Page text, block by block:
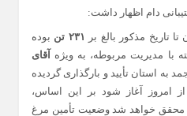
دام اظهار داشت:
تا تاریخ مذکور بالغ بر ۲۳۱ تن
بوده
با مدیریت مربوطه، به ویژه آقای
به استان تأیید و بارگذاری گردیده
امروز آغاز شود بر این اساس،
محقق خواهد شد وضعیت تأمین مرغ